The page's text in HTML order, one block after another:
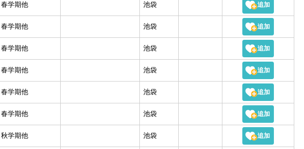
春学期他 池袋
春学期他 池袋
春学期他 池袋
春学期他 池袋
春学期他 池袋
春学期他 池袋
秋学期他 池袋